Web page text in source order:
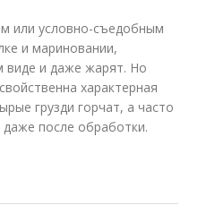
или условно-съедобным
и мариновании,
виде и даже жарят. Но
характерная
грузди горчат, а часто
даже после обработки.